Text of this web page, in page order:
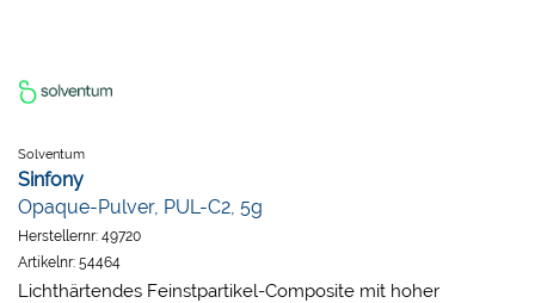
Solventum
Sinfony
Opaque-Pulver, PUL-C2, 5g
Herstellernr: 49720
Artikelnr: 54464
Lichthärtendes Feinstpartikel-Composite mit hoher